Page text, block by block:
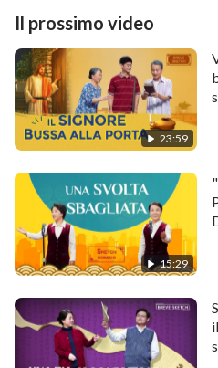
vigilia di capodanno per
ma la polizia cinese ha
sperando in un'occasione
storia si dipana da qui…
Il prossimo video
23:59
15:29